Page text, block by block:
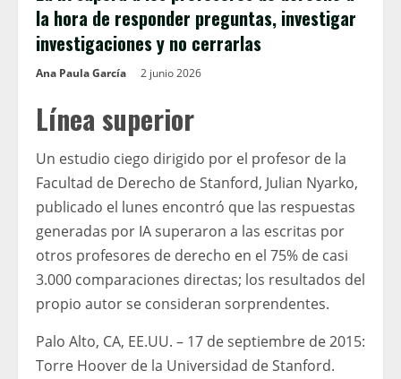
la hora de responder preguntas, investigar
investigaciones y no cerrarlas
Ana Paula García 2 junio 2026
Línea superior
Un estudio ciego dirigido por el profesor de la
Facultad de Derecho de Stanford, Julian Nyarko,
publicado el lunes encontró que las respuestas
generadas por IA superaron a las escritas por
otros profesores de derecho en el 75% de casi
3.000 comparaciones directas; los resultados del
propio autor se consideran sorprendentes.
Palo Alto, CA, EE.UU. – 17 de septiembre de 2015:
Torre Hoover de la Universidad de Stanford.